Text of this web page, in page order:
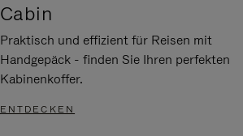
Cabin
Praktisch und effizient für Reisen mit
Handgepäck - finden Sie Ihren perfekten
Kabinenkoffer.
ENTDECKEN